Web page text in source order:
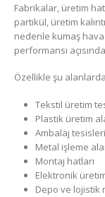
Fabrikalar, üretim
partikül, üretim
nedenle kumaş hava
performansı
Özellikle şu
Tekstil üretim
Plastik üretim
Ambalaj tesisleri
Metal işleme
Montaj hatları
Elektronik
Depo ve lojistik